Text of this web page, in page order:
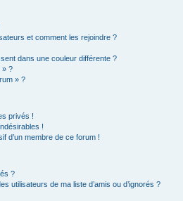
et comment les rejoindre ?
dans une couleur différente ?
» ?
» ?
privés !
!
d’un membre de ce forum !
?
utilisateurs de ma liste d’amis ou d’ignorés ?